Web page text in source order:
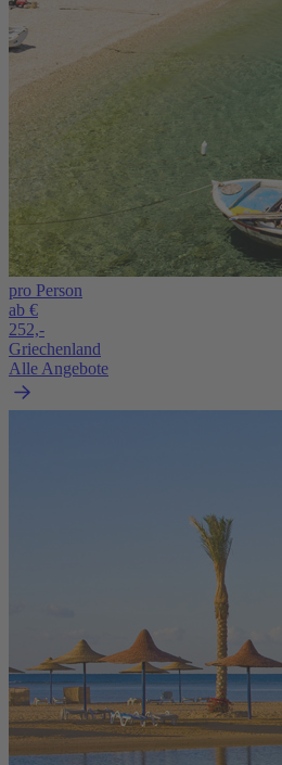
pro Person
ab €
252,-
Griechenland
Alle Angebote